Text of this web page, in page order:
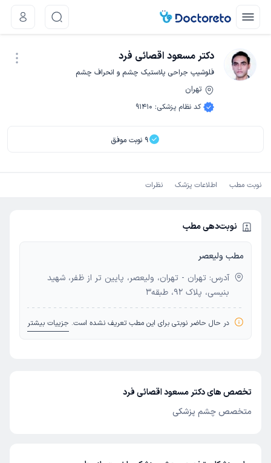
دکتر مسعود اقصائی فرد
فلوشیپ جراحی پلاستیک چشم و انحراف چشم
تهران
کد نظام پزشکی:
91410
9 نوبت موفق
نوبت مطب اطلاعات پزشک نظرات
نوبت‌دهی مطب
مطب ولیعصر
آدرس: تهران - تهران، ولیعصر، پایین تر از ظفر، شهید
بنیسی، پلاک 92، طبقه3
در حال حاضر نوبتی برای این مطب تعریف نشده است. جزییات بیشتر
تخصص های دکتر مسعود اقصائی فرد
متخصص چشم پزشکی